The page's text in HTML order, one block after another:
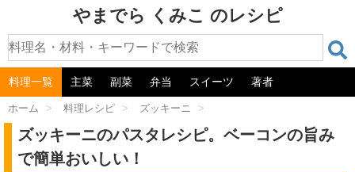
やまでら くみこ のレシピ
料理一覧 主菜 副菜 弁当 スイーツ 著者
ホーム > 料理レシピ > ズッキーニ >
ズッキーニのパスタレシピ。ベーコンの旨み
で簡単おいしい！